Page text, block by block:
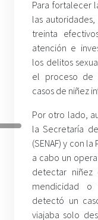
Para fortalecer
las
treinta
atención e
los delitos
el proceso de
casos de niñez
Por otro lado,
la Secretaría
(SENAF) y con
a cabo un
detectar niñez
mendicidad o
detectó un
viajaba solo